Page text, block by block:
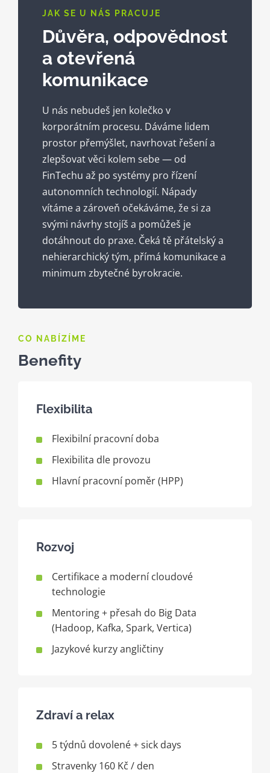
JAK SE U NÁS PRACUJE
Důvěra, odpovědnost
a otevřená
komunikace
U nás nebudeš jen kolečko v
korporátním procesu. Dáváme lidem
prostor přemýšlet, navrhovat řešení a
zlepšovat věci kolem sebe — od
FinTechu až po systémy pro řízení
autonomních technologií. Nápady
vítáme a zároveň očekáváme, že si za
svými návrhy stojíš a pomůžeš je
dotáhnout do praxe. Čeká tě přátelský a
nehierarchický tým, přímá komunikace a
minimum zbytečné byrokracie.
CO NABÍZÍME
Benefity
Flexibilita
Flexibilní pracovní doba
Flexibilita dle provozu
Hlavní pracovní poměr (HPP)
Rozvoj
Certifikace a moderní cloudové
technologie
Mentoring + přesah do Big Data
(Hadoop, Kafka, Spark, Vertica)
Jazykové kurzy angličtiny
Zdraví a relax
5 týdnů dovolené + sick days
Stravenky 160 Kč / den